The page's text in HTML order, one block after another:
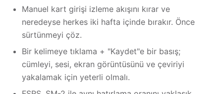
Manuel kart girişi izleme akışını kırar ve
neredeyse herkes iki hafta içinde bırakır. Önce
sürtünmeyi çöz.
Bir kelimeye tıklama + "Kaydet"e bir basış;
cümleyi, sesi, ekran görüntüsünü ve çeviriyi
yakalamak için yeterli olmalı.